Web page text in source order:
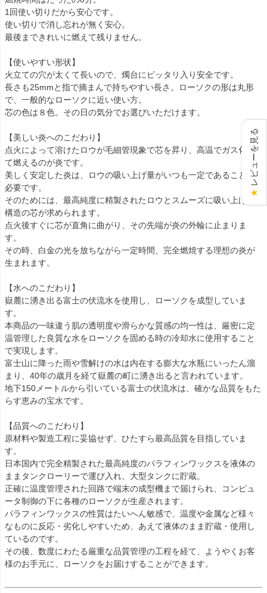
1回使い切りだから安心です。
使い切りで消し忘れが無く安心。
最後まできれいに燃えて残りません。
【使いやすい形状】
火立ての穴が太くて長いので、燭台にピッタリ入り安全です。
長さも25mmと指で摘まんで持ちやすい長さ。ローソクの形は丸形
で、一般的なローソクに近い使い方。
芯の色は８色。その日の気分でお選びいただけます。
【美しい炎へのこだわり】
点火によって溶けたロウが毛細管現象で芯を昇り、高温でガス化し
て燃えるのが炎です。
美しく安定した炎は、ロウの吸い上げ量がいつも一定であることが
必要です。
そのためには、最高純度に精製されたロウとスムーズに吸い上げる
構造の芯が求められます。
点火後すぐに芯が直角に曲がり、その先端が炎の外輪に止まりま
す。
その時、白金の光を放ちながら一定時間、完全燃焼する理想の炎が
生まれます。
【水へのこだわり】
嶽麓に湧き出る富士の伏流水を使用し、ローソクを成型していま
す。
本商品の一味違う肌の透明度や滑らかな質感の均一性は、厳密に定
温管理した良質な水をローソクを固める時の冷却水に使用すること
で実現します。
富士山に降った雨や雪解けの水は内在する膨大な水瓶にいったん溜
まり、40年の歳月を経て嶽麓の町に湧き出ると言われています。
地下150メートルから引いている富士の伏流水は、確かな品質をもた
らす恵みの宝水です。
【品質へのこだわり】
原材料や製造工程に妥協せず、ひたすら最高品質を目指していま
す。
日本国内で完全精製された最高純度のパラフィンワックスを液体の
ままタンクローリーで運び入れ、大型タンクに貯蔵。
正確に温度管理された回路で端末の成型機まで届けられ、コンピュ
ータ制御の下に各種のローソクが生産されます。
パラフィンワックスの性質はたいへん敏感で、温度や金属など様々
なものに反応・劣化しやすいため、あえて液体のまま貯蔵・使用し
ているのです。
その後、数度にわたる厳重な品質管理の工程を経て、ようやくお客
様のお手元に、ローソクをお届けすることができます。
★
レビューを見る